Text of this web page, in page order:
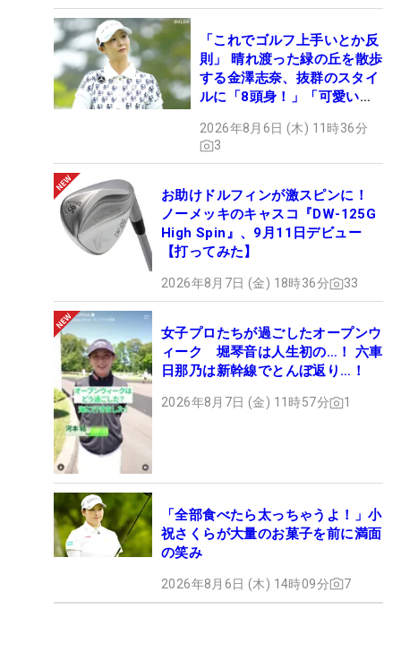
「これでゴルフ上手いとか反
則」 晴れ渡った緑の丘を散歩
する金澤志奈、抜群のスタイ
ルに「8頭身！」「可愛いに
2026年8月6日 (木) 11時36分
3
お助けドルフィンが激スピンに！
ノーメッキのキャスコ『DW-125G
High Spin』、9月11日デビュー
【打ってみた】
2026年8月7日 (金) 18時36分 33
女子プロたちが過ごしたオープンウ
ィーク 堀琴音は人生初の…！ 六車
日那乃は新幹線でとんぼ返り…！
2026年8月7日 (金) 11時57分 1
「全部食べたら太っちゃうよ！」小
祝さくらが大量のお菓子を前に満面
の笑み
2026年8月6日 (木) 14時09分 7